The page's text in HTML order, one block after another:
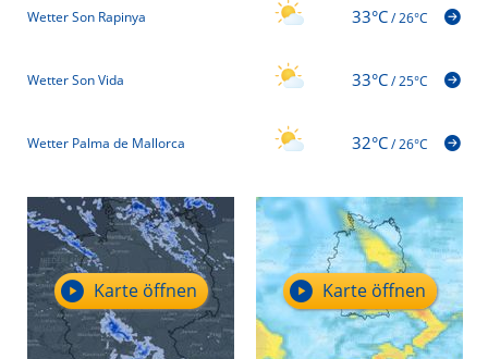
Wetter Son Rapinya 33°C/26°C
Wetter Son Vida 33°C/25°C
Wetter Palma de Mallorca 32°C/26°C
Karte öffnen Karte öffnen